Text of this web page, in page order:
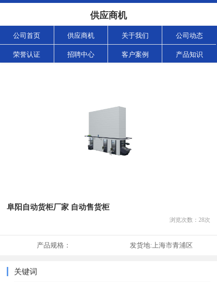
供应商机
公司首页 供应商机 关于我们 公司动态
荣誉认证 招聘中心 客户案例 产品知识
阜阳自动货柜厂家 自动售货柜
浏览次数： 28次
产品规格： 发货地: 上海市青浦区
关键词